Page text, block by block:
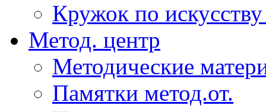
Кружок по
Метод. центр
Методические
Памятки метод.от.